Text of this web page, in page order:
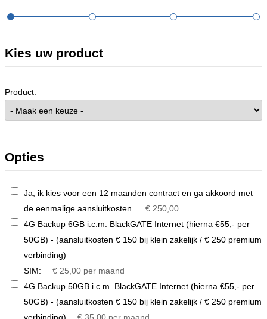
Kies uw product
Product:
Opties
Ja, ik kies voor een 12 maanden contract en ga akkoord met
de eenmalige aansluitkosten.
€ 250,00
4G Backup 6GB i.c.m. BlackGATE Internet (hierna €55,- per
50GB) - (aansluitkosten € 150 bij klein zakelijk / € 250 premium
verbinding)
SIM:
€ 25,00 per maand
4G Backup 50GB i.c.m. BlackGATE Internet (hierna €55,- per
50GB) - (aansluitkosten € 150 bij klein zakelijk / € 250 premium